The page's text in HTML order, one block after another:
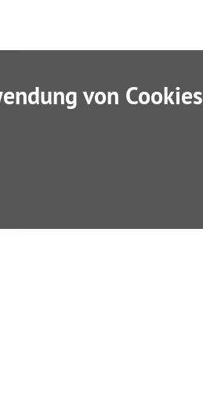
von Cookies